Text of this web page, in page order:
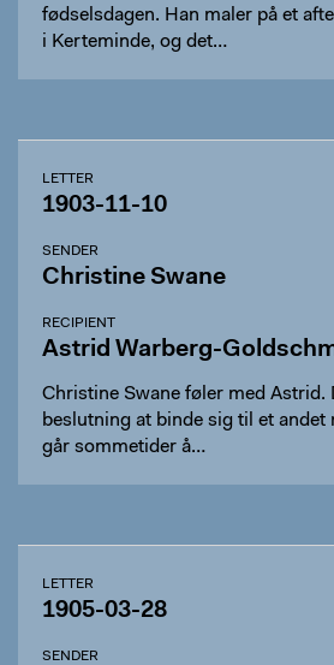
fødselsdagen. Han maler på et
i Kerteminde, og det…
LETTER
1903-11-10
SENDER
Christine Swane
RECIPIENT
Astrid Warberg-
Christine Swane føler med Astrid.
beslutning at binde sig til et andet
går sommetider å…
LETTER
1905-03-28
SENDER